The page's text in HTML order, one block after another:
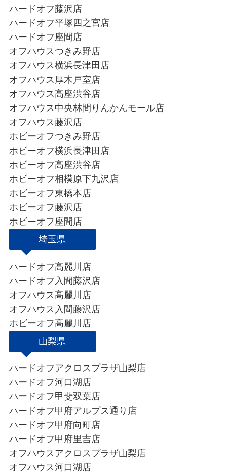
ハードオフ藤沢店
ハードオフ平塚四之宮店
ハードオフ座間店
オフハウスつきみ野店
オフハウス横浜長津田店
オフハウス厚木戸室店
オフハウス高座渋谷店
オフハウス中央林間りんかんモール店
オフハウス藤沢店
ホビーオフつきみ野店
ホビーオフ横浜長津田店
ホビーオフ高座渋谷店
ホビーオフ相模原下九沢店
ホビーオフ東橋本店
ホビーオフ藤沢店
ホビーオフ座間店
埼玉県
ハードオフ高麗川店
ハードオフ入間藤沢店
オフハウス高麗川店
オフハウス入間藤沢店
ホビーオフ高麗川店
山梨県
ハードオフアクロスプラザ山梨店
ハードオフ河口湖店
ハードオフ甲斐双葉店
ハードオフ甲府アルプス通り店
ハードオフ甲府向町店
ハードオフ甲府里吉店
オフハウスアクロスプラザ山梨店
オフハウス河口湖店